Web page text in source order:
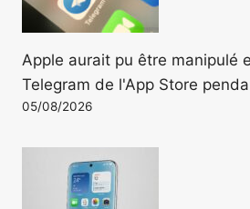
Apple aurait pu être manipulé
Telegram de l'App Store
05/08/2026